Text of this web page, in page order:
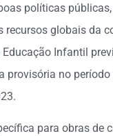
políticas
recursos globais da
Infantil
provisória no
para obras de